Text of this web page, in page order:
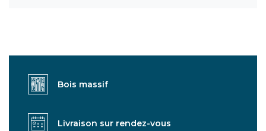
Bois massif
Livraison sur rendez-vous